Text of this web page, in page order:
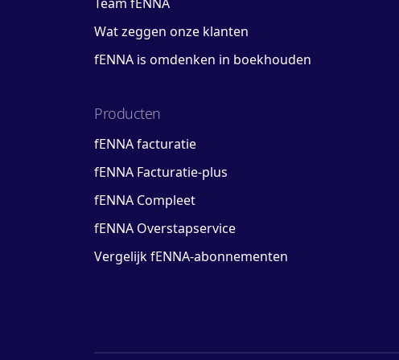
Wat zeggen onze klanten
fENNA is omdenken in boekhouden
Producten
fENNA facturatie
fENNA Facturatie-plus
fENNA Compleet
fENNA Overstapservice
Vergelijk fENNA-abonnementen